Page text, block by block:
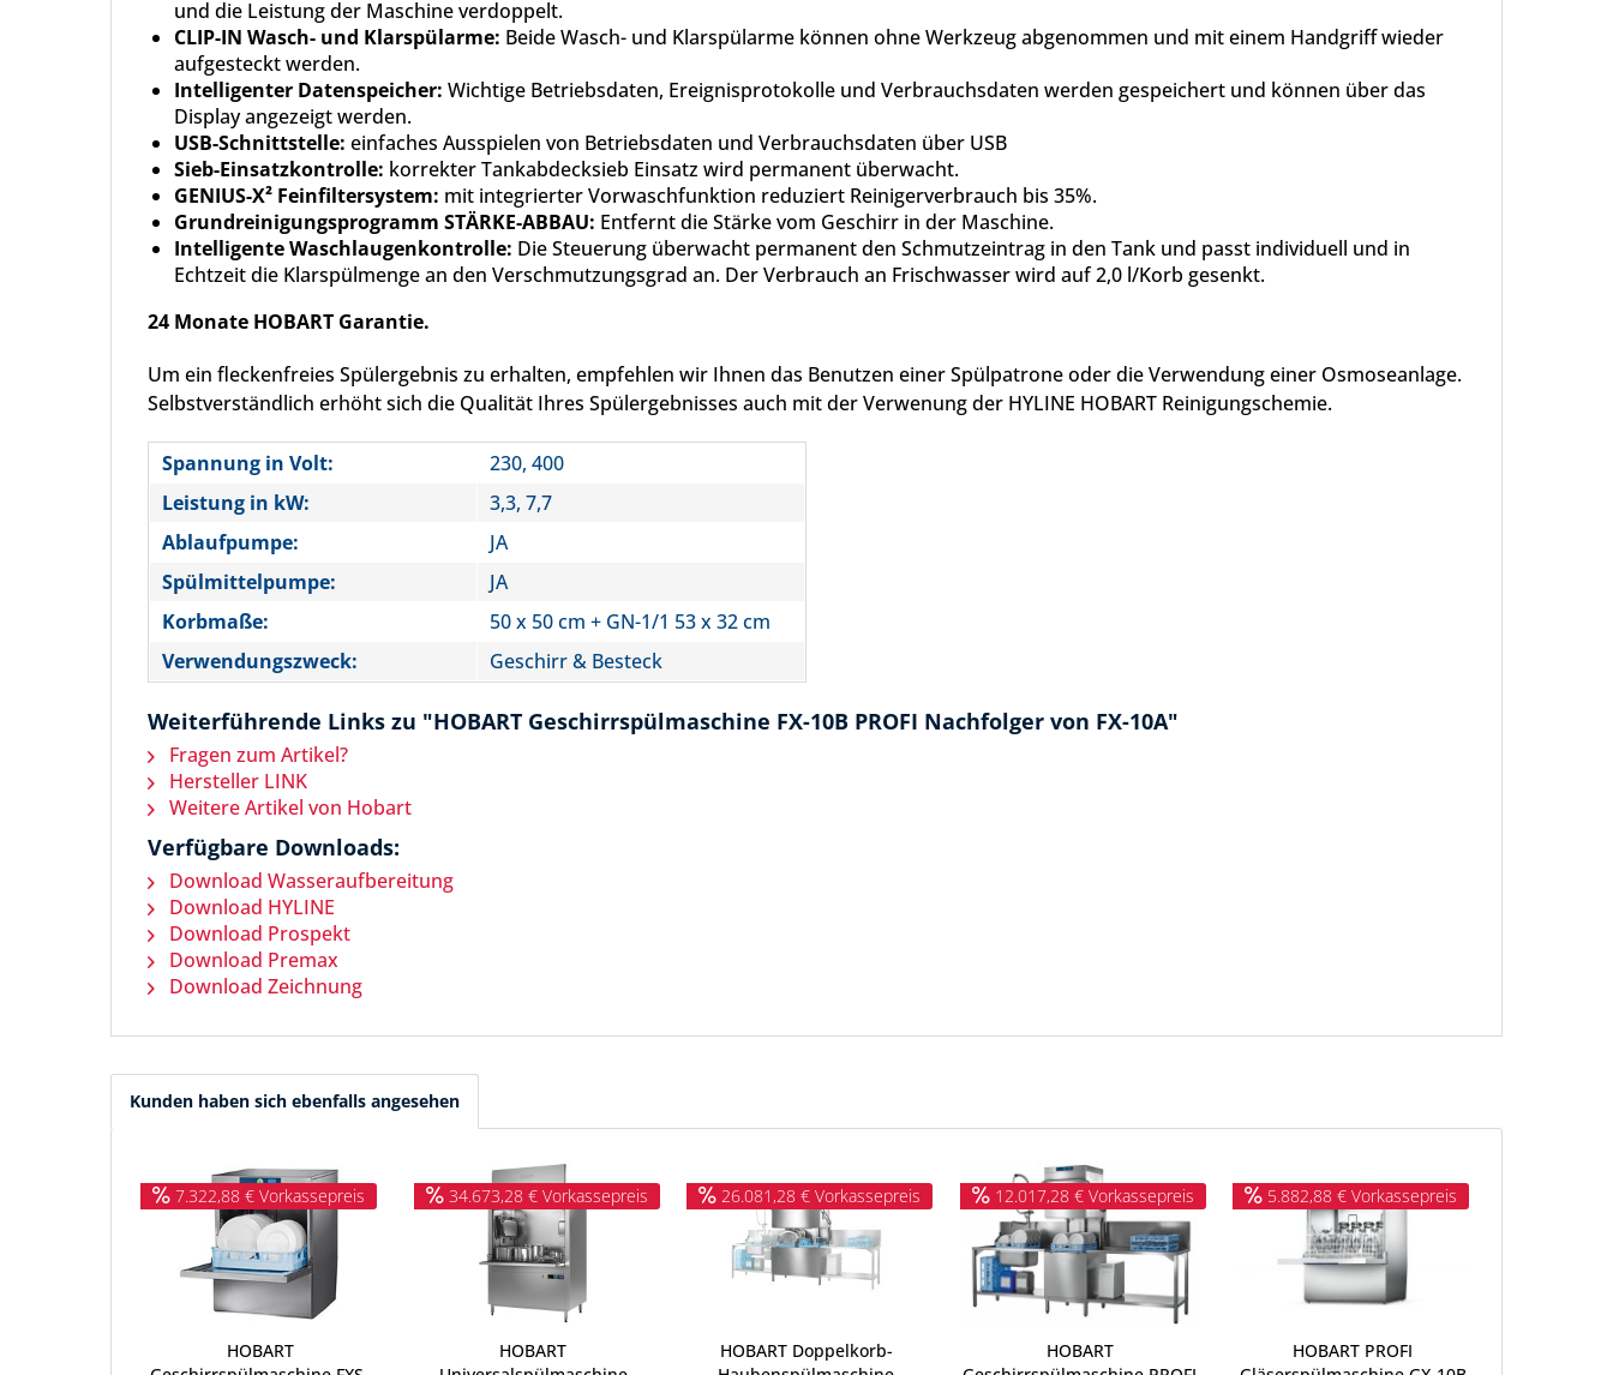
und die Leistung der Maschine verdoppelt.
CLIP-IN Wasch- und Klarspülarme: Beide Wasch- und Klarspülarme können ohne Werkzeug abgenommen und mit einem Handgriff wieder
aufgesteckt werden.
Intelligenter Datenspeicher: Wichtige Betriebsdaten, Ereignisprotokolle und Verbrauchsdaten werden gespeichert und können über das
Display angezeigt werden.
USB-Schnittstelle: einfaches Ausspielen von Betriebsdaten und Verbrauchsdaten über USB
Sieb-Einsatzkontrolle: korrekter Tankabdecksieb Einsatz wird permanent überwacht.
GENIUS-X² Feinfiltersystem: mit integrierter Vorwaschfunktion reduziert Reinigerverbrauch bis 35%.
Grundreinigungsprogramm STÄRKE-ABBAU: Entfernt die Stärke vom Geschirr in der Maschine.
Intelligente Waschlaugenkontrolle: Die Steuerung überwacht permanent den Schmutzeintrag in den Tank und passt individuell und in
Echtzeit die Klarspülmenge an den Verschmutzungsgrad an. Der Verbrauch an Frischwasser wird auf 2,0 l/Korb gesenkt.
24 Monate HOBART Garantie.
Um ein fleckenfreies Spülergebnis zu erhalten, empfehlen wir Ihnen das Benutzen einer Spülpatrone oder die Verwendung einer Osmoseanlage.
Selbstverständlich erhöht sich die Qualität Ihres Spülergebnisses auch mit der Verwenung der HYLINE HOBART Reinigungschemie.
Spannung in Volt:
230, 400
Leistung in kW:
3,3, 7,7
Ablaufpumpe:
JA
Spülmittelpumpe:
JA
Korbmaße:
50 x 50 cm + GN-1/1 53 x 32 cm
Verwendungszweck:
Geschirr & Besteck
Weiterführende Links zu "HOBART Geschirrspülmaschine FX-10B PROFI Nachfolger von FX-10A"
Fragen zum Artikel?
Hersteller LINK
Weitere Artikel von Hobart
Verfügbare Downloads:
Download Wasseraufbereitung
Download HYLINE
Download Prospekt
Download Premax
Download Zeichnung
Kunden haben sich ebenfalls angesehen
7.322,88 € Vorkassepreis
HOBART
34.673,28 € Vorkassepreis
HOBART
26.081,28 € Vorkassepreis
HOBART Doppelkorb-
12.017,28 € Vorkassepreis
HOBART
5.882,88 € Vorkassepreis
HOBART PROFI